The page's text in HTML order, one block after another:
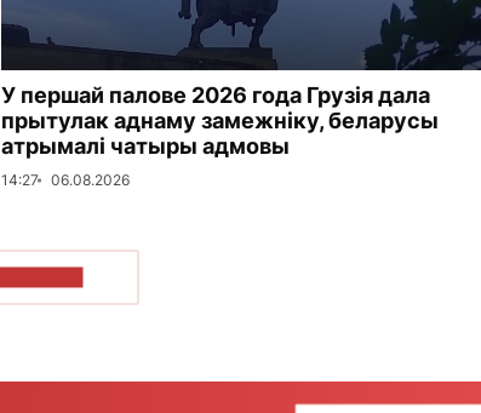
У першай палове 2026 года Грузія дала
прытулак аднаму замежніку, беларусы
атрымалі чатыры адмовы
14:27 06.08.2026